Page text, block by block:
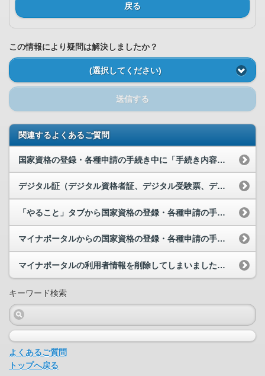
戻る
この情報により疑問は解決しましたか？
(選択してください)
送信する
関連するよくあるご質問
国家資格の登録・各種申請の手続き中に「手続き内容を送信できませんでした」と表示されます。どうす...
デジタル証（デジタル資格者証、デジタル受験票、デジタル結果通知書、デジタル合格者証、全科目合格...
「やること」タブから国家資格の登録・各種申請の手続きを選択したら、「決済する」ボタンがありまし...
マイナポータルからの国家資格の登録・各種申請の手続きが完了しているかどのように確認すればよいですか。
マイナポータルの利用者情報を削除してしまいました。利用者情報を削除する前に行った国家資格の登録...
キーワード検索
よくあるご質問
トップへ戻る